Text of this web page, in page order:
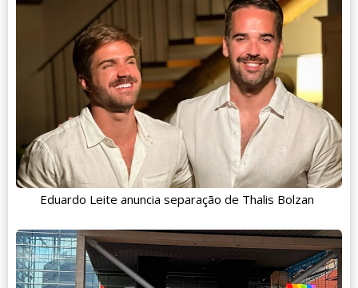
Eduardo Leite anuncia separação de Thalis Bolzan